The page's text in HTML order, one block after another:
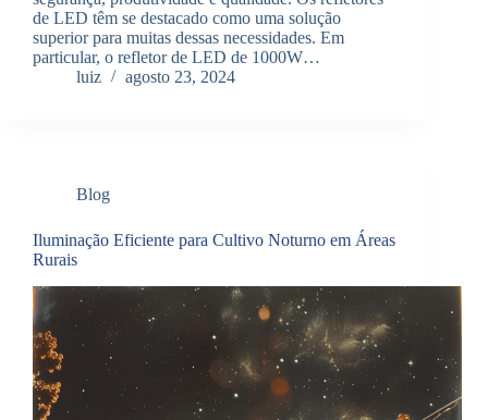
de LED têm se destacado como uma solução
superior para muitas dessas necessidades. Em
particular, o refletor de LED de 1000W…
luiz
agosto 23, 2024
Blog
Iluminação Eficiente para Cultivo Noturno em Áreas
Rurais